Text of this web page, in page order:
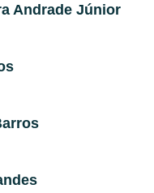
Andrade Júnior